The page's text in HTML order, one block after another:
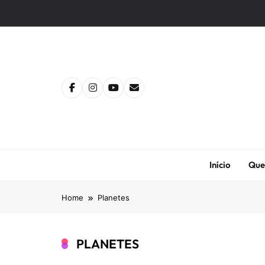
Início
Home Planetes
PLANETES